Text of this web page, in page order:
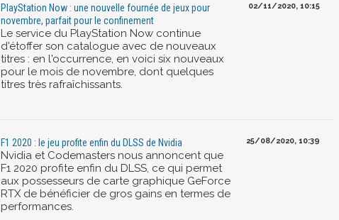
PlayStation Now : une nouvelle fournée de jeux pour
novembre, parfait pour le confinement
Le service du PlayStation Now continue
d'étoffer son catalogue avec de nouveaux
titres : en l'occurrence, en voici six nouveaux
pour le mois de novembre, dont quelques
titres très rafraîchissants.
02/11/2020, 10:15
F1 2020 : le jeu profite enfin du DLSS de Nvidia
Nvidia et Codemasters nous annoncent que
F1 2020 profite enfin du DLSS, ce qui permet
aux possesseurs de carte graphique GeForce
RTX de bénéficier de gros gains en termes de
performances.
25/08/2020, 10:39